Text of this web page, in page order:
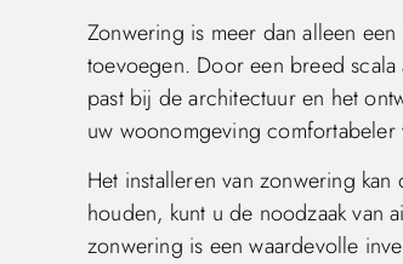
Zonwering is meer dan alleen
toevoegen. Door een breed
past bij de architectuur en het
uw woonomgeving comfortabeler
Het installeren van zonwering
houden, kunt u de noodzaak van
zonwering is een waardevolle